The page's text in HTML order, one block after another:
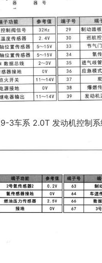
3车系 2.0T 发动机控制